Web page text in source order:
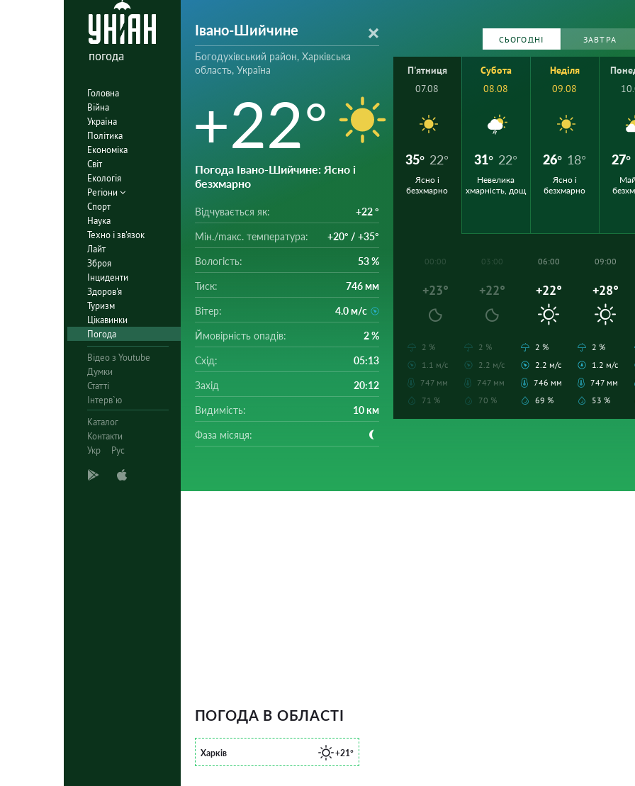
погода
Головна
Війна
Україна
Політика
Економіка
Світ
Екологія
Регіони
Спорт
Наука
Техно і зв'язок
Лайт
Зброя
Інциденти
Здоров'я
Туризм
Цікавинки
Погода
Відео з Youtube
Думки
Статті
Інтерв`ю
Каталог
Контакти
Укр
Рус
Івано-Шийчине
Богодухівський район, Харківська
область, Україна
+22°
Погода Івано-Шийчине: Ясно і
безхмарно
Відчувається як: +22 °
Мін./mакс. температура: +20° / +35°
Вологість: 53 %
Тиск: 746 мм
Вітер: 4.0 м/с
Ймовірність опадів: 2 %
Схід: 05:13
Захід 20:12
Видимість: 10 км
Фаза місяця:
СЬОГОДНІ ЗАВТРА
П'ятниця
07.08
35° 22°
Ясно і
безхмарно
Субота
08.08
31° 22°
Невелика
хмарність, дощ
Неділя
09.08
26° 18°
Ясно і
безхмарно
27°
00:00
+23°
2 %
1.1 м/с
747 мм
71 %
03:00
+22°
2 %
2.2 м/с
747 мм
70 %
06:00
+22°
2 %
2.2 м/с
746 мм
69 %
09:00
+28°
2 %
1.2 м/с
747 мм
53 %
ПОГОДА В ОБЛАСТІ
Харків +21°